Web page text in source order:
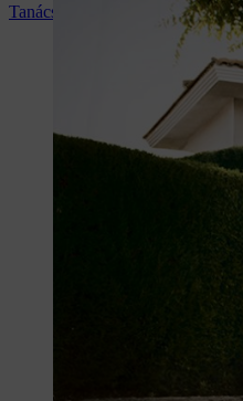
Tanácsadás és termékismertetés